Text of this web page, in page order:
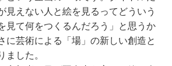
見えない人と絵を見るってどういう
見て何をつくるんだろう」と思うか
に芸術による「場」の新しい創造と
ました。